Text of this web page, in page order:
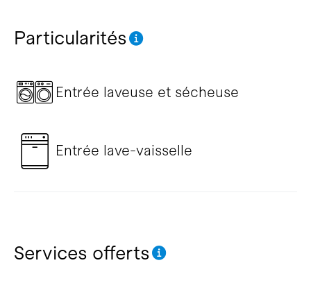
Particularités
Entrée laveuse et sécheuse
Entrée lave-vaisselle
Services offerts